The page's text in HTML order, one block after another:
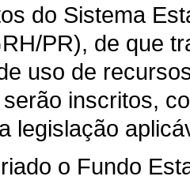
do Sistema
PR), de que
uso de
inscritos,
legislação
o Fundo